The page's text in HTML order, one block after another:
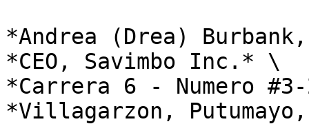
*Andrea (Drea)
*CEO, Savimbo Inc.* \
*Carrera 6 - Numero
*Villagarzon, Putumayo,